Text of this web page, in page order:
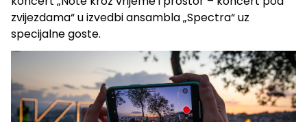
zvijezdama“ u izvedbi ansambla „Spectra“ uz
specijalne goste.